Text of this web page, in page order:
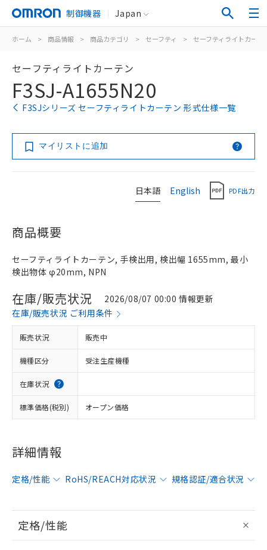
制御機器 Japan
ホーム > 商品情報 > 商品カテゴリ > セーフティ > セーフティライトカー
セーフティライトカーテン
F3SJ-A1655N20
F3SJシリーズ セーフティライトカーテン 形式仕様一覧
マイリストに追加
日本語 English PDF出力
商品概要
セーフティライトカーテン, 手検出用, 検出幅 1655mm, 最小
検出物体 φ20mm, NPN
在庫/販売状況
2026/08/07 00:00 情報更新
在庫/販売状況 ご利用条件
販売状況 販売中
機種区分 受注生産機種
在庫状況
標準価格(税別) オープン価格
詳細情報
定格/性能 RoHS/REACH対応状況 規格認証/適合状況
定格/性能